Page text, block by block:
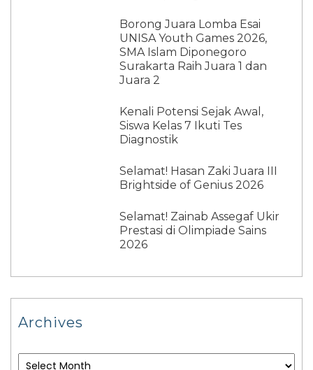
Borong Juara Lomba Esai
UNISA Youth Games 2026,
SMA Islam Diponegoro
Surakarta Raih Juara 1 dan
Juara 2
Kenali Potensi Sejak Awal,
Siswa Kelas 7 Ikuti Tes
Diagnostik
Selamat! Hasan Zaki Juara III
Brightside of Genius 2026
Selamat! Zainab Assegaf Ukir
Prestasi di Olimpiade Sains
2026
Archives